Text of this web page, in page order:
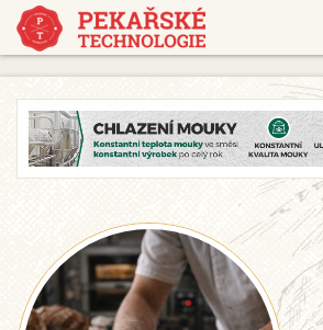
https://www.traditionrolex.com/18